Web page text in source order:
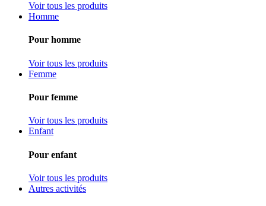
Voir tous les produits
Homme
Pour homme
Voir tous les produits
Femme
Pour femme
Voir tous les produits
Enfant
Pour enfant
Voir tous les produits
Autres activités